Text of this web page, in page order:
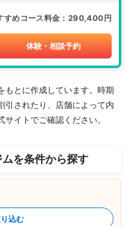
すめコース料金 290,400円
体験・相談予約
もとに作成しています。時期
引されたり、店舗によって内
イトでご確認ください。
を条件から探す
込む